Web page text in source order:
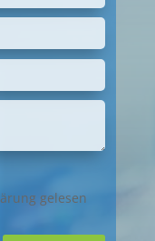
gelesen